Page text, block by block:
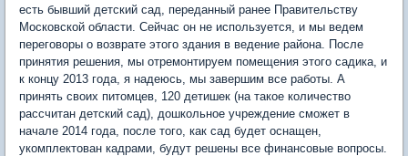
есть бывший детский сад, переданный ранее Правительству
Московской области. Сейчас он не используется, и мы ведем
переговоры о возврате этого здания в ведение района. После
принятия решения, мы отремонтируем помещения этого садика, и
к концу 2013 года, я надеюсь, мы завершим все работы. А
принять своих питомцев, 120 детишек (на такое количество
рассчитан детский сад), дошкольное учреждение сможет в
начале 2014 года, после того, как сад будет оснащен,
укомплектован кадрами, будут решены все финансовые вопросы.